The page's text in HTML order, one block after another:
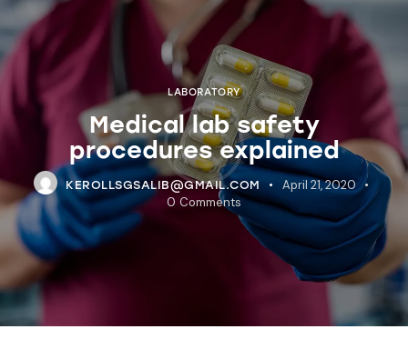
LABORATORY
Medical lab safety
procedures explained
KEROLLSGSALIB@GMAIL.COM
April 21, 2020
0 Comments